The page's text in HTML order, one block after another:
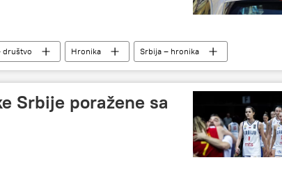
društvo Hronika Srbija – hronika
Srbije poražene sa